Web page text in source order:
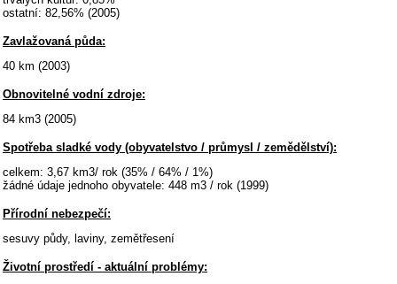
ostatní: 82,56% (2005)
Zavlažovaná půda:
40 km (2003)
Obnovitelné vodní zdroje:
84 km3 (2005)
Spotřeba sladké vody (obyvatelstvo / průmysl / zemědělství):
celkem: 3,67 km3/ rok (35% / 64% / 1%)
žádné údaje jednoho obyvatele: 448 m3 / rok (1999)
Přírodní nebezpečí:
sesuvy půdy, laviny, zemětřesení
Životní prostředí - aktuální problémy: